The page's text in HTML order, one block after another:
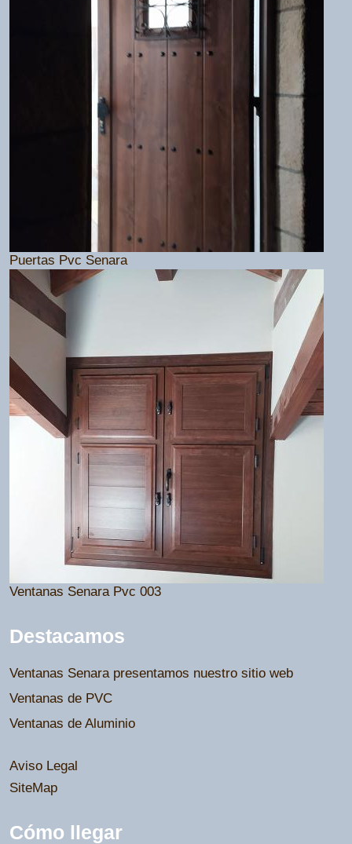
Puertas Pvc Senara
Ventanas Senara Pvc 003
Destacamos
Ventanas Senara presentamos nuestro sitio web
Ventanas de PVC
Ventanas de Aluminio
Aviso Legal
SiteMap
Cómo llegar